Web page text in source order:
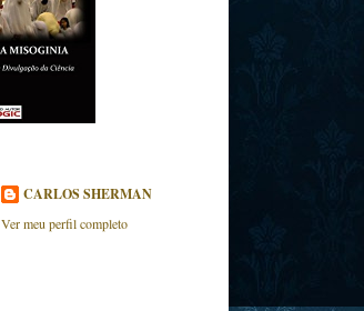
CARLOS SHERMAN
Ver meu perfil completo